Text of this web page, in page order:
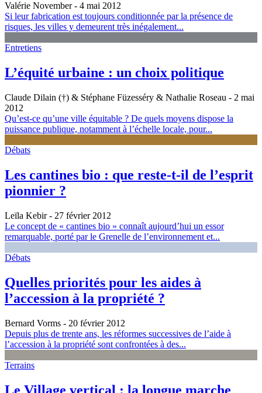
Valérie November- 4 mai 2012
Si leur fabrication est toujours conditionnée par la présence de
risques, les villes y demeurent très inégalement...
Entretiens
L’équité urbaine : un choix politique
Claude Dilain (†) & Stéphane Füzesséry & Nathalie Roseau - 2 mai
2012
Qu’est-ce qu’une ville équitable ? De quels moyens dispose la
puissance publique, notamment à l’échelle locale, pour...
Débats
Les cantines bio : que reste-t-il de l’esprit
pionnier ?
Leïla Kebir- 27 février 2012
Le concept de « cantines bio » connaît aujourd’hui un essor
remarquable, porté par le Grenelle de l’environnement et...
Débats
Quelles priorités pour les aides à
l’accession à la propriété ?
Bernard Vorms - 20 février 2012
Depuis plus de trente ans, les réformes successives de l’aide à
l’accession à la propriété sont confrontées à des...
Terrains
Le Village vertical : la longue marche